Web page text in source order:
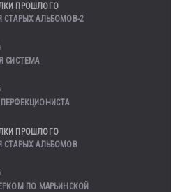
ПРОШЛОГО
СТАРЫХ АЛЬБОМОВ-2
СИСТЕМА
ПРОШЛОГО
СТАРЫХ АЛЬБОМОВ
ПО МАРЬИНСКОЙ